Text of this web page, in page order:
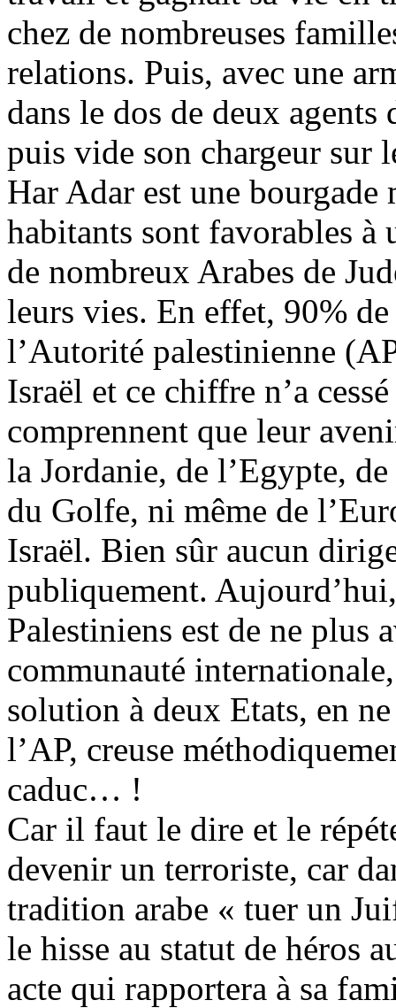
chez de nombreuses
relations. Puis, avec une
dans le dos de deux
puis vide son chargeur sur
Har Adar est une
habitants sont favorables à
de nombreux Arabes de
leurs vies. En effet, 90%
l’Autorité palestinienne
Israël et ce chiffre n’a
comprennent que leur
la Jordanie, de l’Egypte,
du Golfe, ni même de
Israël. Bien sûr aucun
publiquement.
Palestiniens est de ne plus
communauté
solution à deux Etats, en
l’AP, creuse
caduc… !
Car il faut le dire et le
devenir un terroriste, car
tradition arabe « tuer un
le hisse au statut de héros
acte qui rapportera à sa